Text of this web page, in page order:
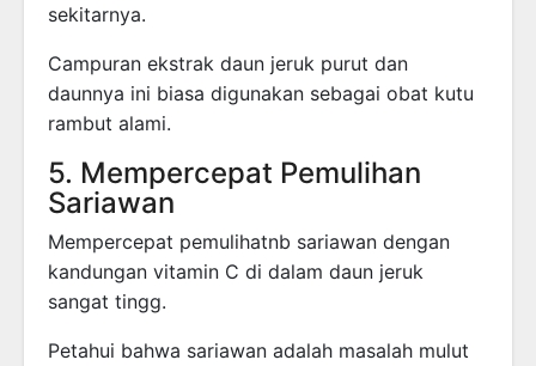
sekitarnya.
Campuran ekstrak daun jeruk purut dan
daunnya ini biasa digunakan sebagai obat kutu
rambut alami.
5. Mempercepat Pemulihan
Sariawan
Mempercepat pemulihatnb sariawan dengan
kandungan vitamin C di dalam daun jeruk
sangat tingg.
Petahui bahwa sariawan adalah masalah mulut